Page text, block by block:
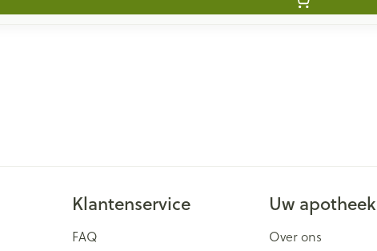
Klantenservice
FAQ
Uw apotheek
Over ons